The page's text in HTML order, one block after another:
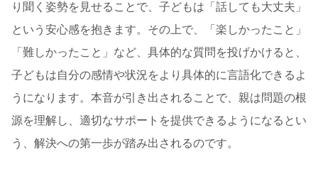
り聞く姿勢を見せることで、子どもは「話しても大丈夫」
という安心感を抱きます。その上で、「楽しかったこと」
「難しかったこと」など、具体的な質問を投げかけると、
子どもは自分の感情や状況をより具体的に言語化できるよ
うになります。本音が引き出されることで、親は問題の根
源を理解し、適切なサポートを提供できるようになるとい
う、解決への第一歩が踏み出されるのです。